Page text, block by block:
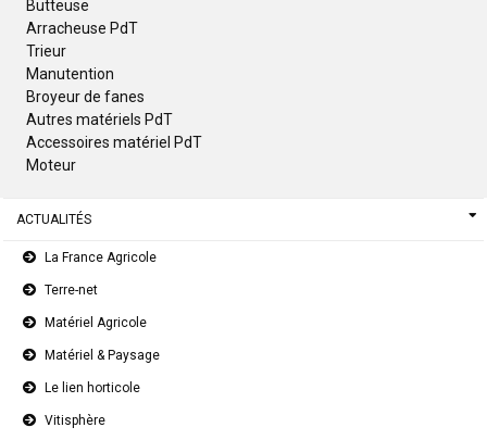
Butteuse
Arracheuse PdT
Trieur
Manutention
Broyeur de fanes
Autres matériels PdT
Accessoires matériel PdT
Moteur
ACTUALITÉS
La France Agricole
Terre-net
Matériel Agricole
Matériel & Paysage
Le lien horticole
Vitisphère